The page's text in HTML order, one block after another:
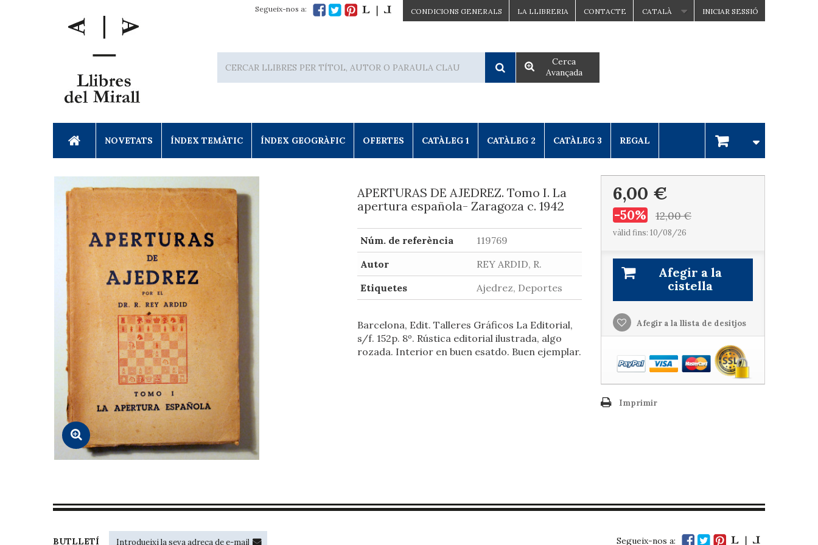
INICIAR SESSIÓ
CATALÀ
CONTACTE
LA LLIBRERIA
CONDICIONS GENERALS
Segueix-nos a:
Cerca
Avançada
NOVETATS ÍNDEX TEMÀTIC ÍNDEX GEOGRÀFIC OFERTES CATÀLEG 1 CATÀLEG 2 CATÀLEG 3 REGAL
APERTURAS DE AJEDREZ. Tomo I. La
apertura española- Zaragoza c. 1942
Núm. de referència
119769
Autor
REY ARDID, R.
Etiquetes
Ajedrez, Deportes
Barcelona, Edit. Talleres Gráficos La Editorial,
s/f. 152p. 8º. Rústica editorial ilustrada, algo
rozada. Interior en buen esatdo. Buen ejemplar.
6,00 €
-50% 12,00 €
vàlid fins: 10/08/26
Afegir a la
cistella
Afegir a la llista de desitjos
Imprimir
BUTLLETÍ Segueix-nos a: